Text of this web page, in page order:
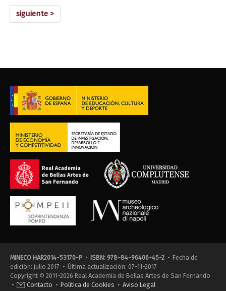
siguiente >
MINECO HAR2014-53170-P • ISBN: 978-84-96406-45-2 • Fecha de
edición: julio 2017 • Última actualización: 07-11-2017
Copyright © 2011-2026 Real Academia de Bellas Artes de San Fernando
•
Contacto • Política de Cookies • Aviso Legal